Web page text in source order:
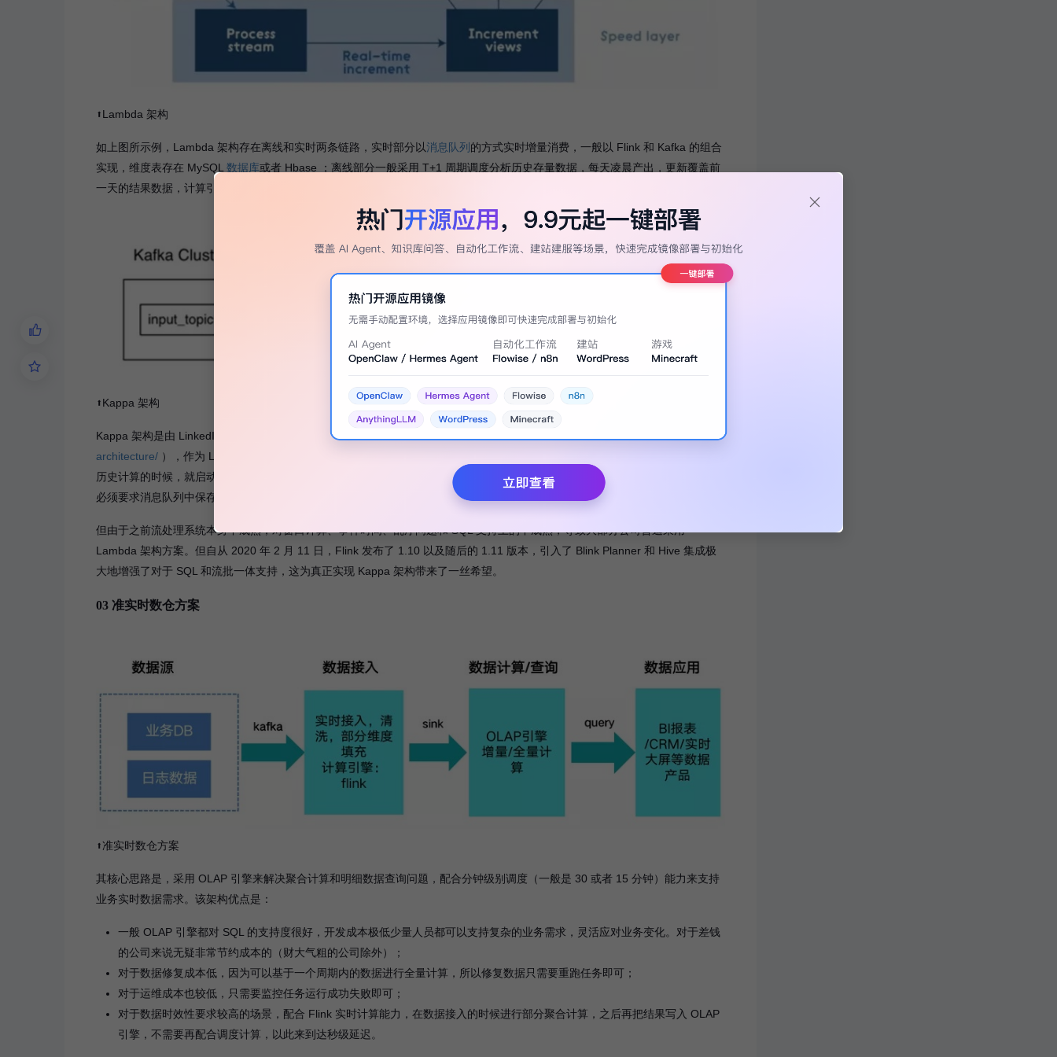
⬆️Lambda 架构
如上图所示例，Lambda 架构存在离线和实时两条链路，实时部分以消息队列 的方式实时增量消费，一般以 Flink 和 Kafka 的组合
实现，维度表存在 MySQL数据库或者 Hbase ；离线部分一般采用 T+1 周期调度分析历史存量数据，每天凌晨产出，更新覆盖前
一天的结果数据，计算引擎通常会选择 Hive ，优点是数据准确度高，出错后容易修复数据；缺点是架构复杂，运维成本高。
⬆️Kappa 架构
Kappa 架构是由 LinkedIn 的 Jay Kreps 提出的（参考 Paper:
architecture/ ），作为 Lambda 方案的一个简化版，它移除了离线生产链路，思路是通过在 Kafka 里保存全量历史数据，当需要
历史计算的时候，就启动一个任务从头开始消费数据。优点是架构相对简化，数据来源单一，共用一套代码，开发效率高；缺点是
必须要求消息队列中保存了存量数据，而且主要业务逻辑在计算层，比较消耗内存计算资源。
但由于之前流处理系统本身不成熟，对窗口计算、事件时间、乱序问题和 SQL 支持上的不成熟，导致大部分公司普遍采用
Lambda 架构方案。但自从 2020 年 2 月 11 日，Flink 发布了 1.10 以及随后的 1.11 版本，引入了 Blink Planner 和 Hive 集成极
大地增强了对于 SQL 和流批一体支持，这为真正实现 Kappa 架构带来了一丝希望。
03 准实时数仓方案
⬆️准实时数仓方案
其核心思路是，采用 OLAP 引擎来解决聚合计算和明细数据查询问题，配合分钟级别调度（一般是 30 或者 15 分钟）能力来支持
业务实时数据需求。该架构优点是：
一般 OLAP 引擎都对 SQL 的支持度很好，开发成本极低少量人员都可以支持复杂的业务需求，灵活应对业务变化。对于差钱
的公司来说无疑非常节约成本的（财大气粗的公司除外）；
对于数据修复成本低，因为可以基于一个周期内的数据进行全量计算，所以修复数据只需要重跑任务即可；
对于运维成本也较低，只需要监控任务运行成功失败即可；
对于数据时效性要求较高的场景，配合 Flink 实时计算能力，在数据接入的时候进行部分聚合计算，之后再把结果写入 OLAP
引擎，不需要再配合调度计算，以此来到达秒级延迟。